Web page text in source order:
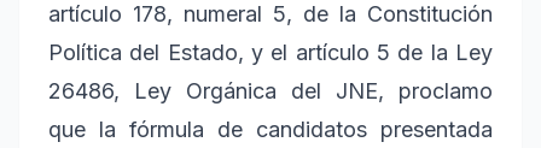
artículo 178, numeral 5, de la Constitución
Política del Estado, y el artículo 5 de la Ley
26486, Ley Orgánica del JNE, proclamo
que la fórmula de candidatos presentada